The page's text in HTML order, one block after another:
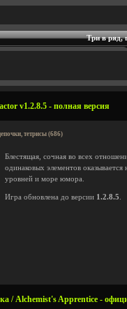
Три в ряд,
v1.2.8.5 - полная версия
тетрисы (686)
Блестящая, сочная во всех
одинаковых элементов
уровней и море юмора.
Игра обновлена до версии 1.2.8.5
/ Alchemist's Apprentice -